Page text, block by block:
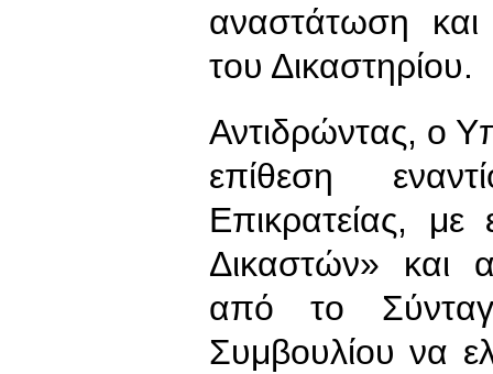
αναστάτωση και
του Δικαστηρίου.
Αντιδρώντας, ο
επίθεση
Επικρατείας,
Δικαστών» και
από το
Συμβουλίου να